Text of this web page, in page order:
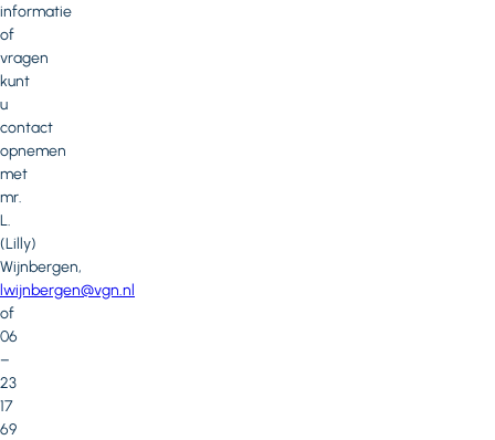
informatie
of
vragen
kunt
u
contact
opnemen
met
mr.
L.
(Lilly)
Wijnbergen,
lwijnbergen@vgn.nl
of
06
–
23
17
69